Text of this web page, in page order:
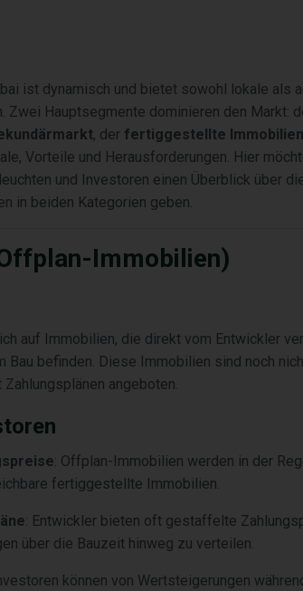
ist dynamisch und bietet sowohl lokale als
Zwei Hauptsegmente dominieren den Markt:
, der fertiggestellte Immobilien
Vorteile und Herausforderungen. Hier
und Investoren einen Überblick über
in beiden Kategorien geben.
Immobilien)
auf Immobilien, die direkt vom Entwickler
Bau befinden. Diese Immobilien sind noch
angeboten.
: Offplan-Immobilien werden in der
fertiggestellte Immobilien.
: Entwickler bieten oft gestaffelte
über die Bauzeit hinweg zu verteilen.
können von Wertsteigerungen